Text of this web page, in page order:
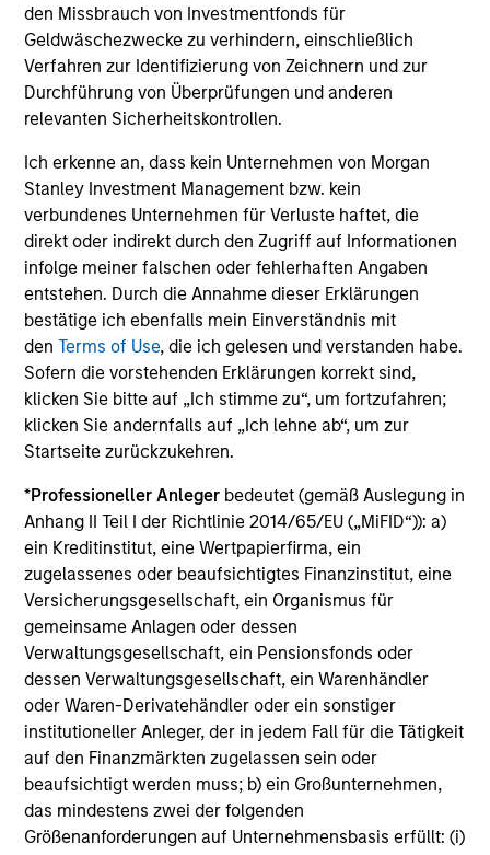
den Missbrauch von Investmentfonds für
Geldwäschezwecke zu verhindern, einschließlich
Verfahren zur Identifizierung von Zeichnern und zur
Durchführung von Überprüfungen und anderen
relevanten Sicherheitskontrollen.
Ich erkenne an, dass kein Unternehmen von Morgan
Stanley Investment Management bzw. kein
verbundenes Unternehmen für Verluste haftet, die
direkt oder indirekt durch den Zugriff auf Informationen
infolge meiner falschen oder fehlerhaften Angaben
entstehen. Durch die Annahme dieser Erklärungen
bestätige ich ebenfalls mein Einverständnis mit
denTerms of Use, die ich gelesen und verstanden habe.
Sofern die vorstehenden Erklärungen korrekt sind,
klicken Sie bitte auf „Ich stimme zu“, um fortzufahren;
klicken Sie andernfalls auf „Ich lehne ab“, um zur
Startseite zurückzukehren.
*Professioneller Anleger bedeutet (gemäß Auslegung in
Anhang II Teil I der Richtlinie 2014/65/EU („MiFID“)): a)
ein Kreditinstitut, eine Wertpapierfirma, ein
zugelassenes oder beaufsichtigtes Finanzinstitut, eine
Versicherungsgesellschaft, ein Organismus für
gemeinsame Anlagen oder dessen
Verwaltungsgesellschaft, ein Pensionsfonds oder
dessen Verwaltungsgesellschaft, ein Warenhändler
oder Waren-Derivatehändler oder ein sonstiger
institutioneller Anleger, der in jedem Fall für die Tätigkeit
auf den Finanzmärkten zugelassen sein oder
beaufsichtigt werden muss; b) ein Großunternehmen,
das mindestens zwei der folgenden
Größenanforderungen auf Unternehmensbasis erfüllt: (i)
AN OVERLAY OF HUMAN JUDGEMENT
Portfolio Managers’ long-tenured experience through
multiple equity market cycles serves as an important
component in both style positioning and final stock
selection.
Investment Approach
The fund prioritizes performance over investment
rigidity
The consistency of behavioral fear/greed pushes all
Avoids potential for prolonged periods of
underperformance
Investment styles can go out of favor – for longer than
investors’ patience duration.
Opportunistically takes advantage of volatile markets
Dollar cost averaging1into and out of positions and,
where applicable, employing tax-swapping strategies
during market corrections.
Provides a high level of communications with investors